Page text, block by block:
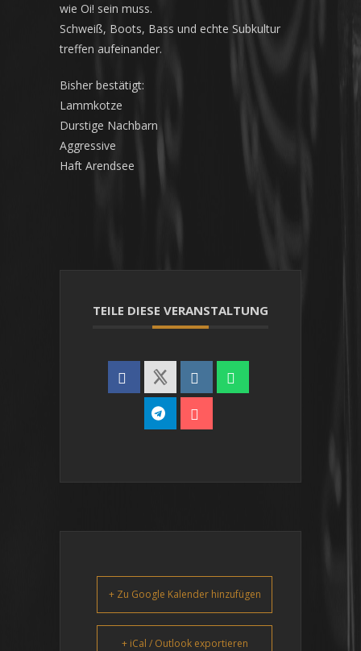
wie Oi! sein muss.
Schweiß, Boots, Bass und echte Subkultur
treffen aufeinander.
Bisher bestätigt:
Lammkotze
Durstige Nachbarn
Aggressive
Haft Arendsee
TEILE DIESE VERANSTALTUNG
+ Zu Google Kalender hinzufügen
+ iCal / Outlook exportieren